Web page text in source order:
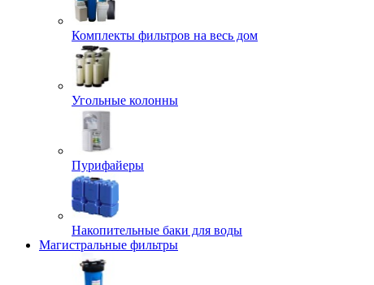
Комплекты фильтров на весь дом
Угольные колонны
Пурифайеры
Накопительные баки для воды
Магистральные фильтры